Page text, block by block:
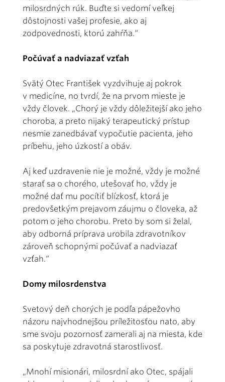
milosrdných rúk. Buďte si vedomí veľkej
dôstojnosti vašej profesie, ako aj
zodpovednosti, ktorú zahŕňa.“
Počúvať a nadviazať vzťah
Svätý Otec František vyzdvihuje aj pokrok
v medicíne, no tvrdí, že na prvom mieste je
vždy človek. „Chorý je vždy dôležitejší ako jeho
choroba, a preto nijaký terapeutický prístup
nesmie zanedbávať vypočutie pacienta, jeho
príbehu, jeho úzkostí a obáv.
Aj keď uzdravenie nie je možné, vždy je možné
starať sa o chorého, utešovať ho, vždy je
možné dať mu pocítiť blízkosť, ktorá je
predovšetkým prejavom záujmu o človeka, až
potom o jeho chorobu. Preto by som si želal,
aby odborná príprava urobila zdravotníkov
zároveň schopnými počúvať a nadviazať
vzťah.“
Domy milosrdenstva
Svetový deň chorých je podľa pápežovho
názoru najvhodnejšou príležitosťou nato, aby
sme svoju pozornosť zamerali aj na miesta, kde
sa poskytuje zdravotná starostlivosť.
„Mnohí misionári, milosrdní ako Otec, spájali